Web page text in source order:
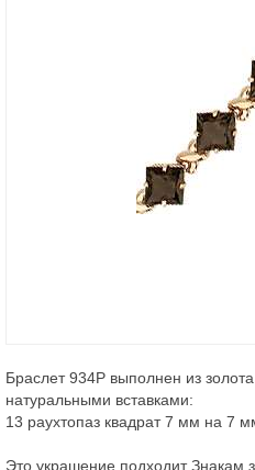
Браслет 934Р выполнен из
натуральными вставками:
13 раухтопаз квадрат 7 мм на 7
Это украшение подходит Знакам